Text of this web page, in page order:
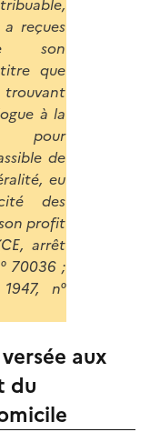
reçues
son
que
à la
pour
de
eu
des
profit
arrêt
70036 ;
n°
aux
du